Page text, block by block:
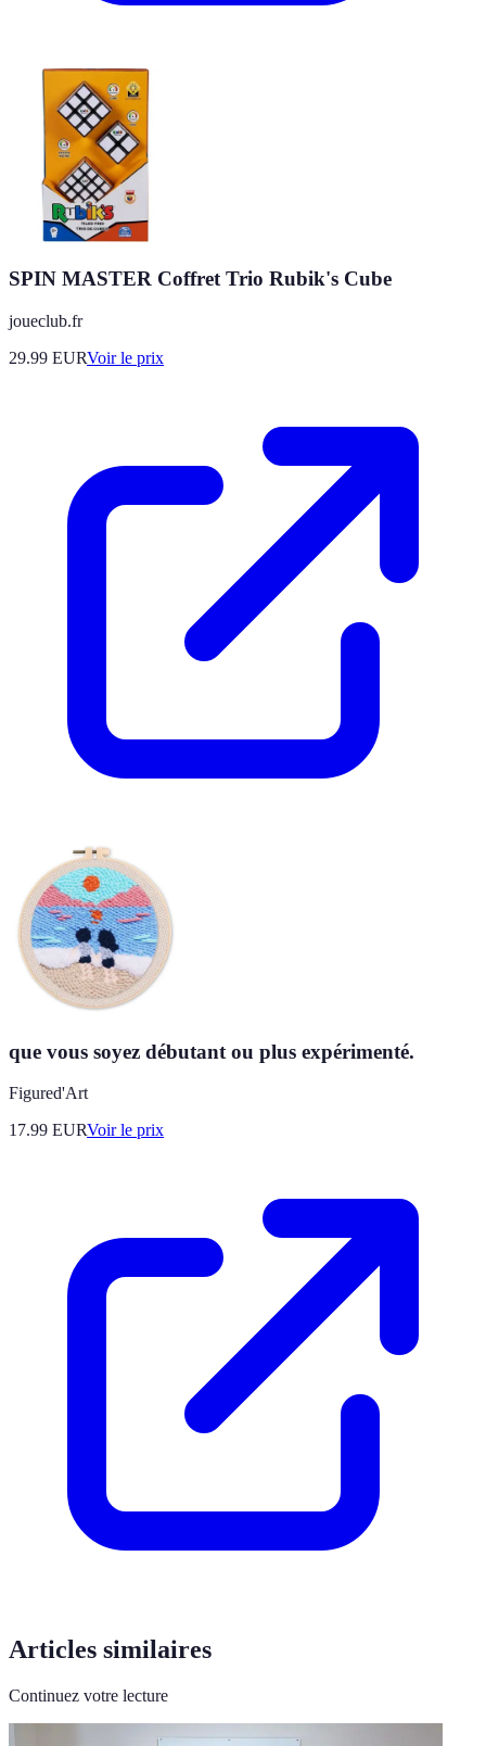
SPIN MASTER Coffret Trio Rubik's Cube
joueclub.fr
29.99 EURVoir le prix
que vous soyez débutant ou plus expérimenté.
Figured'Art
17.99 EURVoir le prix
Articles similaires
Continuez votre lecture